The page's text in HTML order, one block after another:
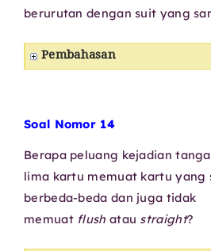
berurutan dengan suit yang
Pembahasan
Soal Nomor 14
Berapa peluang kejadian
lima kartu memuat kartu yang
berbeda-beda dan juga tidak
memuat flush atau straight?